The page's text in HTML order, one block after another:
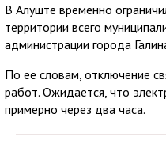
В Алуште временно
территории всего
администрации города
По ее словам, отключение
работ. Ожидается, что
примерно через два часа.